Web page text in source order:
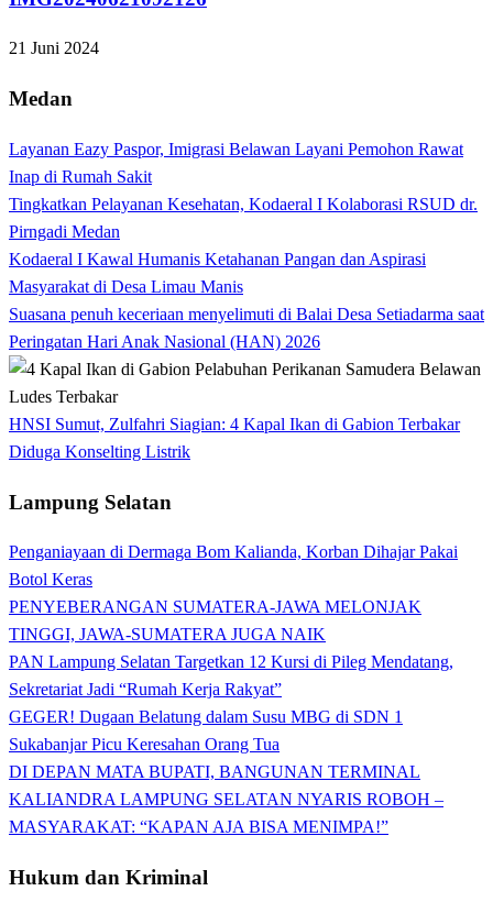
21 Juni 2024
Medan
Layanan Eazy Paspor, Imigrasi Belawan Layani Pemohon Rawat
Inap di Rumah Sakit
Tingkatkan Pelayanan Kesehatan, Kodaeral I Kolaborasi RSUD dr.
Pirngadi Medan‎
Kodaeral I Kawal Humanis Ketahanan Pangan dan Aspirasi
Masyarakat di Desa Limau Manis
Suasana penuh keceriaan menyelimuti di Balai Desa Setiadarma saat
Peringatan Hari Anak Nasional (HAN) 2026
HNSI Sumut, Zulfahri Siagian: 4 Kapal Ikan di Gabion Terbakar
Diduga Konselting Listrik
Lampung Selatan
Penganiayaan di Dermaga Bom Kalianda, Korban Dihajar Pakai
Botol Keras
PENYEBERANGAN SUMATERA-JAWA MELONJAK
TINGGI, JAWA-SUMATERA JUGA NAIK
PAN Lampung Selatan Targetkan 12 Kursi di Pileg Mendatang,
Sekretariat Jadi “Rumah Kerja Rakyat”
GEGER! Dugaan Belatung dalam Susu MBG di SDN 1
Sukabanjar Picu Keresahan Orang Tua
DI DEPAN MATA BUPATI, BANGUNAN TERMINAL
KALIANDRA LAMPUNG SELATAN NYARIS ROBOH –
MASYARAKAT: “KAPAN AJA BISA MENIMPA!”
Hukum dan Kriminal